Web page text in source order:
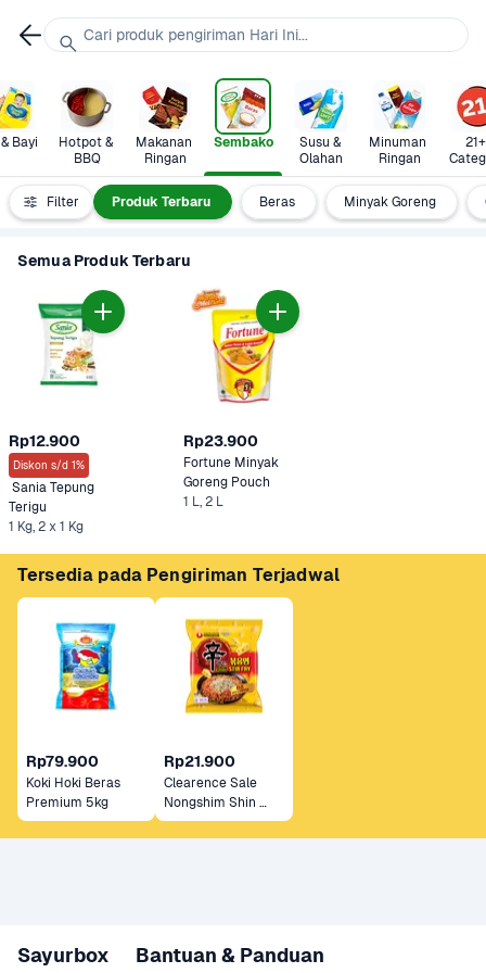
Bayi
Hotpot &
BBQ
Makanan
Ringan
Sembako
Susu &
Olahan
Minuman
Ringan
21+
Filter
Semua Produk Terbaru Beras Minyak Goreng
Semua Produk Terbaru
Rp12.900
Diskon s/d 1%
Sania Tepung
Terigu
1 Kg, 2 x 1 Kg
Rp23.900
Fortune Minyak
1 L, 2 L
Tersedia pada Pengiriman Terjadwal
Rp79.900
Koki Hoki Beras
Premium 5kg
Rp21.900
Clearence Sale
Nongshim Shin
Ramyun Stir Fry
Cheese 136 gram
Sayurbox Bantuan & Panduan
Cari produk pengiriman Hari Ini...